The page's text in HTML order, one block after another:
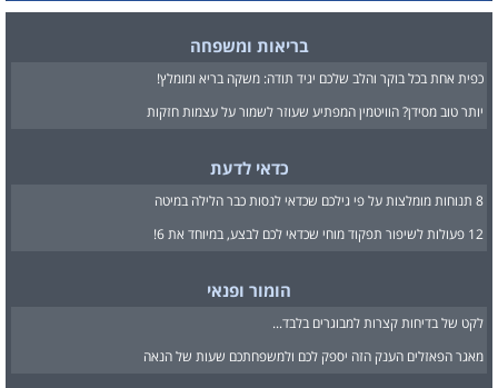
בריאות ומשפחה
כפית אחת בכל בוקר והלב שלכם יגיד תודה: משקה בריא ומומלץ!
יותר טוב מסידן? הוויטמין המפתיע שעוזר לשמור על עצמות חזקות
כדאי לדעת
8 תנוחות מומלצות על פי גילכם שכדאי לנסות כבר הלילה במיטה
12 פעולות לשיפור תפקוד מוחי שכדאי לכם לבצע, במיוחד את 6!
הומור ופנאי
לקט של בדיחות קצרות למבוגרים בלבד...
מאגר הפאזלים הענק הזה יספק לכם ולמשפחתכם שעות של הנאה